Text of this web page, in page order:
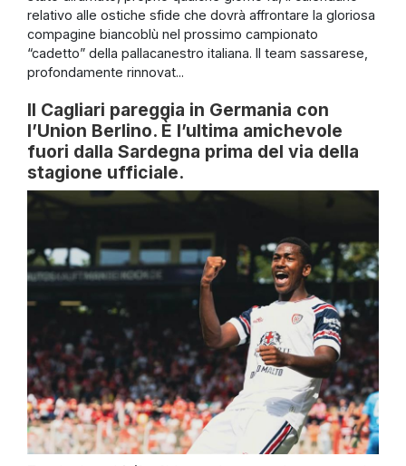
relativo alle ostiche sfide che dovrà affrontare la gloriosa
compagine biancoblù nel prossimo campionato
“cadetto” della pallacanestro italiana. Il team sassarese,
profondamente rinnovat...
Il Cagliari pareggia in Germania con
l’Union Berlino. È l’ultima amichevole
fuori dalla Sardegna prima del via della
stagione ufficiale.